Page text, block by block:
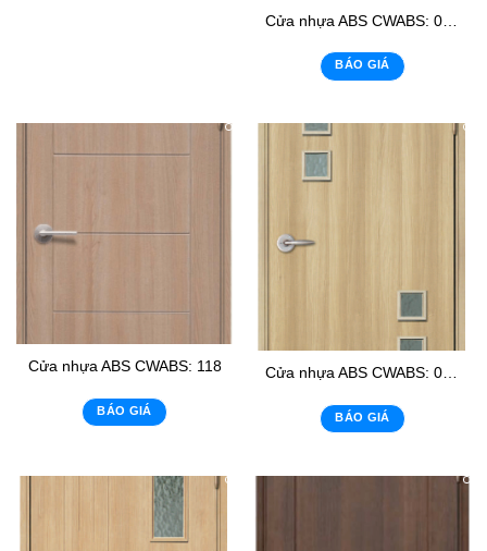
Cửa nhựa ABS CWABS: 02 – K1
BÁO GIÁ
Cửa nhựa ABS CWABS: 118
BÁO GIÁ
Cửa nhựa ABS CWABS: 02 – K6
BÁO GIÁ